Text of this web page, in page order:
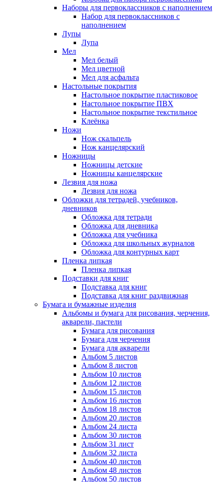
Наборы для первоклассников с наполнением
Набор для первоклассников с
наполнением
Лупы
Лупа
Мел
Мел белый
Мел цветной
Мел для асфальта
Настольные покрытия
Настольное покрытие пластиковое
Настольное покрытие ПВХ
Настольное покрытие текстильное
Клеёнка
Ножи
Нож скальпель
Нож канцелярский
Ножницы
Ножницы детские
Ножницы канцелярские
Лезвия для ножа
Лезвия для ножа
Обложки для тетрадей, учебников,
дневников
Обложка для тетради
Обложка для дневника
Обложка для учебника
Обложка для школьных журналов
Обложка для контурных карт
Пленка липкая
Пленка липкая
Подставки для книг
Подставка для книг
Подставка для книг раздвижная
Бумага и бумажные изделия
Альбомы и бумага для рисования, черчения,
акварели, пастели
Бумага для рисования
Бумага для черчения
Бумага для акварели
Альбом 5 листов
Альбом 8 листов
Альбом 10 листов
Альбом 12 листов
Альбом 15 листов
Альбом 16 листов
Альбом 18 листов
Альбом 20 листов
Альбом 24 листа
Альбом 30 листов
Альбом 31 лист
Альбом 32 листа
Альбом 40 листов
Альбом 48 листов
Альбом 50 листов